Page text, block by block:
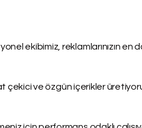
ekibimiz, reklamlarınızın en
çekici ve özgün içerikler